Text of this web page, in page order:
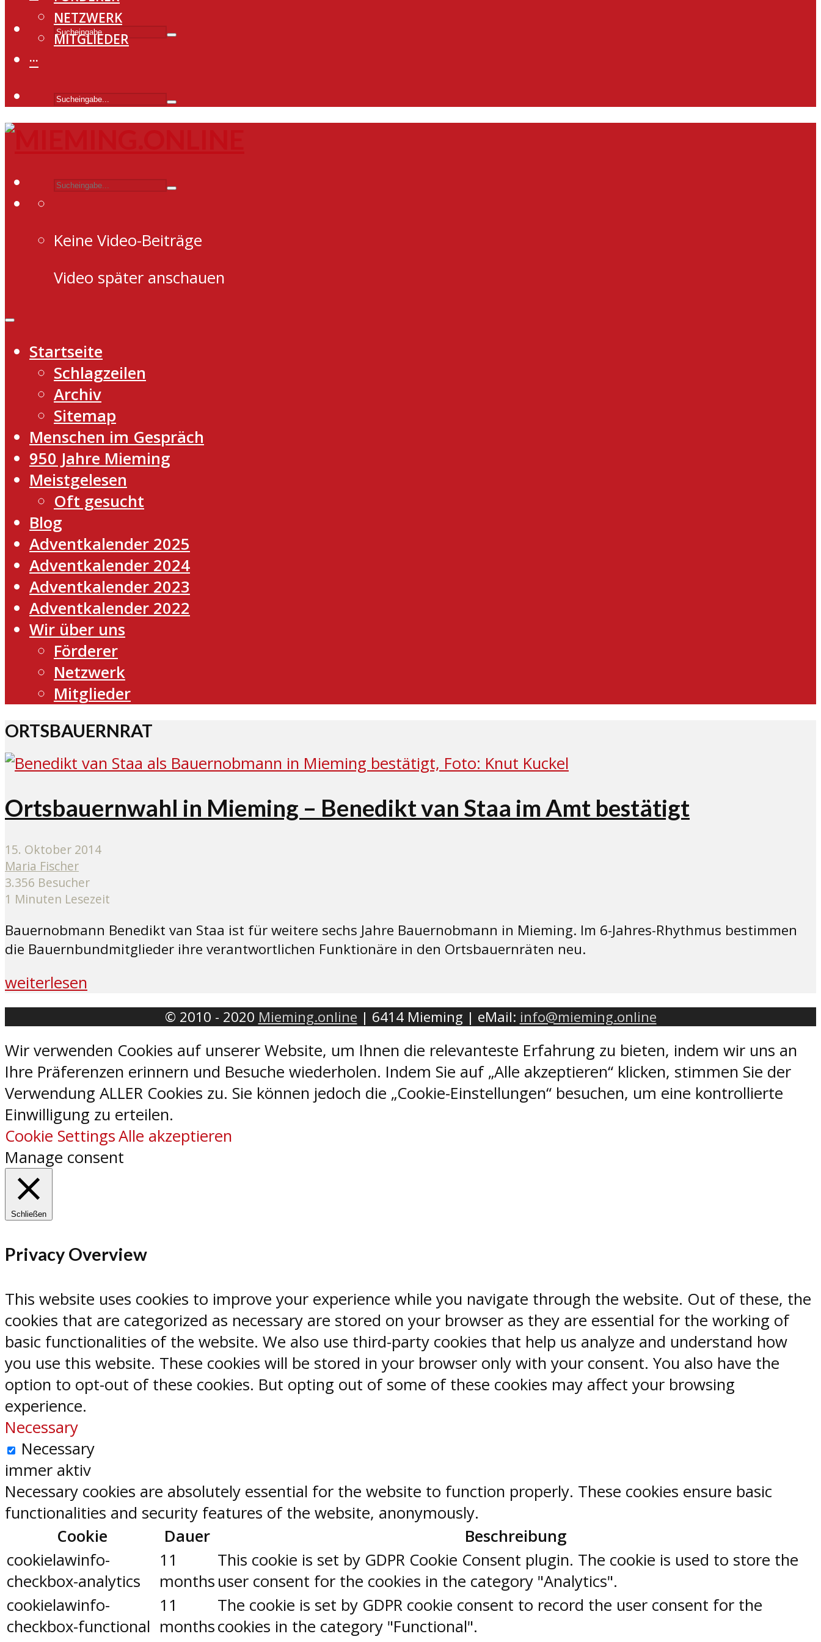
NETZWERK
MITGLIEDER
···
Keine Video-Beiträge
Video später anschauen
Startseite
Schlagzeilen
Archiv
Sitemap
Menschen im Gespräch
950 Jahre Mieming
Meistgelesen
Oft gesucht
Blog
Adventkalender 2025
Adventkalender 2024
Adventkalender 2023
Adventkalender 2022
Wir über uns
Förderer
Netzwerk
Mitglieder
ORTSBAUERNRAT
Ortsbauernwahl in Mieming – Benedikt van Staa im Amt bestätigt
15. Oktober 2014
Maria Fischer
3.356 Besucher
1 Minuten Lesezeit
Bauernobmann Benedikt van Staa ist für weitere sechs Jahre Bauernobmann in Mieming. Im 6-Jahres-Rhythmus bestimmen
die Bauernbundmitglieder ihre verantwortlichen Funktionäre in den Ortsbauernräten neu.
weiterlesen
© 2010 - 2020 Mieming.online | 6414 Mieming | eMail: info@mieming.online
Wir verwenden Cookies auf unserer Website, um Ihnen die relevanteste Erfahrung zu bieten, indem wir uns an
Ihre Präferenzen erinnern und Besuche wiederholen. Indem Sie auf „Alle akzeptieren“ klicken, stimmen Sie der
Verwendung ALLER Cookies zu. Sie können jedoch die „Cookie-Einstellungen“ besuchen, um eine kontrollierte
Einwilligung zu erteilen.
Cookie SettingsAlle akzeptieren
Manage consent
Schließen
Privacy Overview
This website uses cookies to improve your experience while you navigate through the website. Out of these, the
cookies that are categorized as necessary are stored on your browser as they are essential for the working of
basic functionalities of the website. We also use third-party cookies that help us analyze and understand how
you use this website. These cookies will be stored in your browser only with your consent. You also have the
option to opt-out of these cookies. But opting out of some of these cookies may affect your browsing
experience.
Necessary
Necessary
immer aktiv
Necessary cookies are absolutely essential for the website to function properly. These cookies ensure basic
functionalities and security features of the website, anonymously.
Cookie
Dauer
Beschreibung
cookielawinfo-
checkbox-analytics
11
months
This cookie is set by GDPR Cookie Consent plugin. The cookie is used to store the
user consent for the cookies in the category "Analytics".
cookielawinfo-
checkbox-functional
11
months
The cookie is set by GDPR cookie consent to record the user consent for the
cookies in the category "Functional".